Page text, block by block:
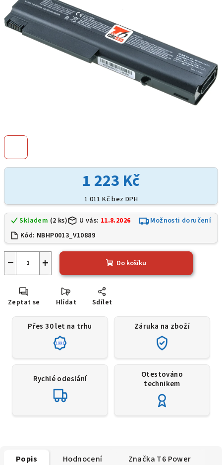
1 223 Kč
1 011 Kč bez DPH
Skladem (2 ks) U vás: 11.8.2026
Možnosti doručení
Kód: NBHP0013_V10889
+
− Do košíku
Zeptat se Hlídat Sdílet
Přes 30 let na trhu
1991
Záruka na zboží
Rychlé odeslání
Otestováno
technikem
Popis Hodnocení Značka T6 Power